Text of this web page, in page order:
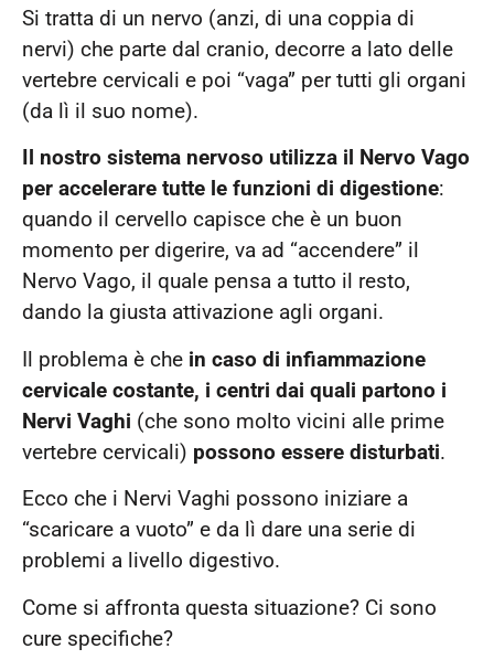
Si tratta di un nervo (anzi, di una coppia di
nervi) che parte dal cranio, decorre a lato delle
vertebre cervicali e poi “vaga” per tutti gli organi
(da lì il suo nome).
Il nostro sistema nervoso utilizza il Nervo Vago
per accelerare tutte le funzioni di digestione:
quando il cervello capisce che è un buon
momento per digerire, va ad “accendere” il
Nervo Vago, il quale pensa a tutto il resto,
dando la giusta attivazione agli organi.
Il problema è che in caso di infiammazione
cervicale costante, i centri dai quali partono i
Nervi Vaghi (che sono molto vicini alle prime
vertebre cervicali) possono essere disturbati.
Ecco che i Nervi Vaghi possono iniziare a
“scaricare a vuoto” e da lì dare una serie di
problemi a livello digestivo.
Come si affronta questa situazione? Ci sono
cure specifiche?